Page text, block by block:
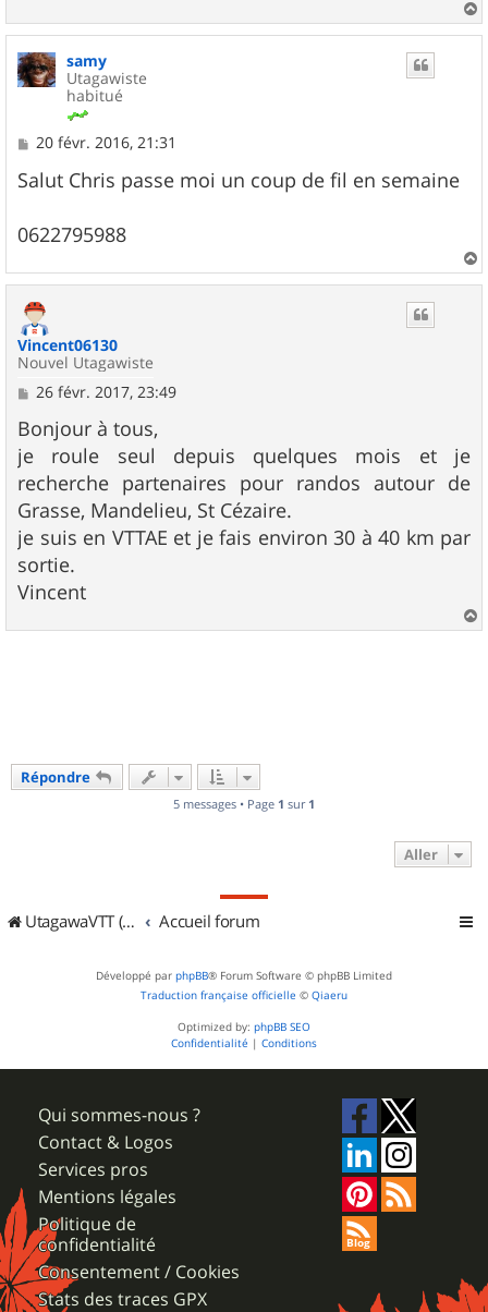
a
samy
Utagawiste
habitué
M
s
s
g
e
20 févr. 2016, 21:31
Salut Chris passe moi un coup de fil en semaine
0622795988
a
Vincent06130
Nouvel Utagawiste
M
s
s
a
g
e
26 févr. 2017, 23:49
Bonjour à tous,
je roule seul depuis quelques mois et je
recherche partenaires pour randos autour de
Grasse, Mandelieu, St Cézaire.
je suis en VTTAE et je fais environ 30 à 40 km par
sortie.
Vincent
a
Répondre
5 messages • Page 1 sur 1
Aller
UtagawaVTT (Randos VTT et VTTAE avec traces GPS) Accueil forum
Développé par phpBB® Forum Software © phpBB Limited
Traduction française officielle © Qiaeru
Optimized by: phpBB SEO
Confidentialité | Conditions
Qui sommes-nous ?
Contact & Logos
Services pros
Mentions légales
Politique de
confidentialité
Consentement / Cookies
Stats des traces GPX